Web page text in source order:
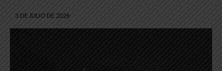
3 DE JULIO DE 2026